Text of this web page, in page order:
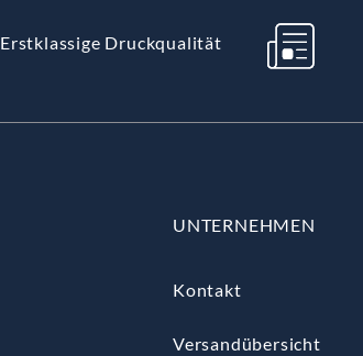
Erstklassige Druckqualität
UNTERNEHMEN
Kontakt
Versandübersicht